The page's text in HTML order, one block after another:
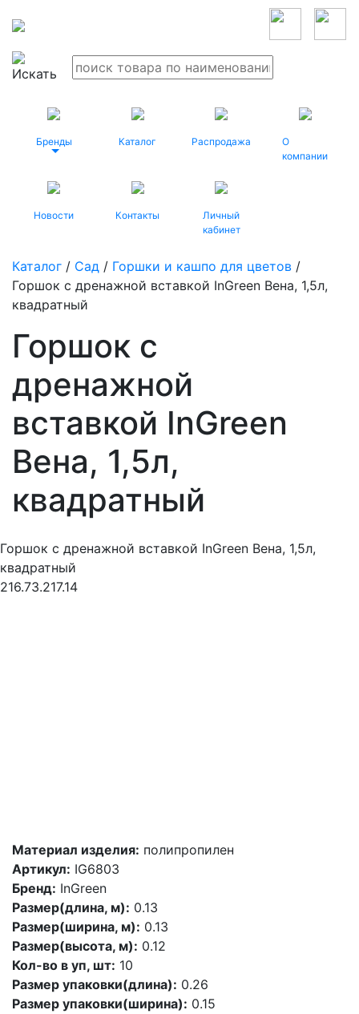
Бренды Каталог Распродажа
О
компании
Новости Контакты
Личный
кабинет
Каталог / Сад / Горшки и кашпо для цветов /
Горшок с дренажной вставкой InGreen Вена, 1,5л,
квадратный
Горшок с
дренажной
вставкой InGreen
Вена, 1,5л,
квадратный
Горшок с дренажной вставкой InGreen Вена, 1,5л,
квадратный
216.73.217.14
Материал изделия: полипропилен
Артикул: IG6803
Бренд: InGreen
Размер(длина, м): 0.13
Размер(ширина, м): 0.13
Размер(высота, м): 0.12
Кол-во в уп, шт: 10
Размер упаковки(длина): 0.26
Размер упаковки(ширина): 0.15